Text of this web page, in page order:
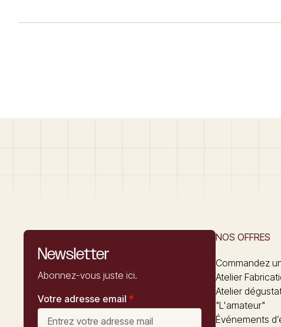
Newsletter
Abonnez-vous juste ici.
Votre adresse email *
NOS OFFRES
Commandez
Atelier
Atelier
"L'amateur"
Événements